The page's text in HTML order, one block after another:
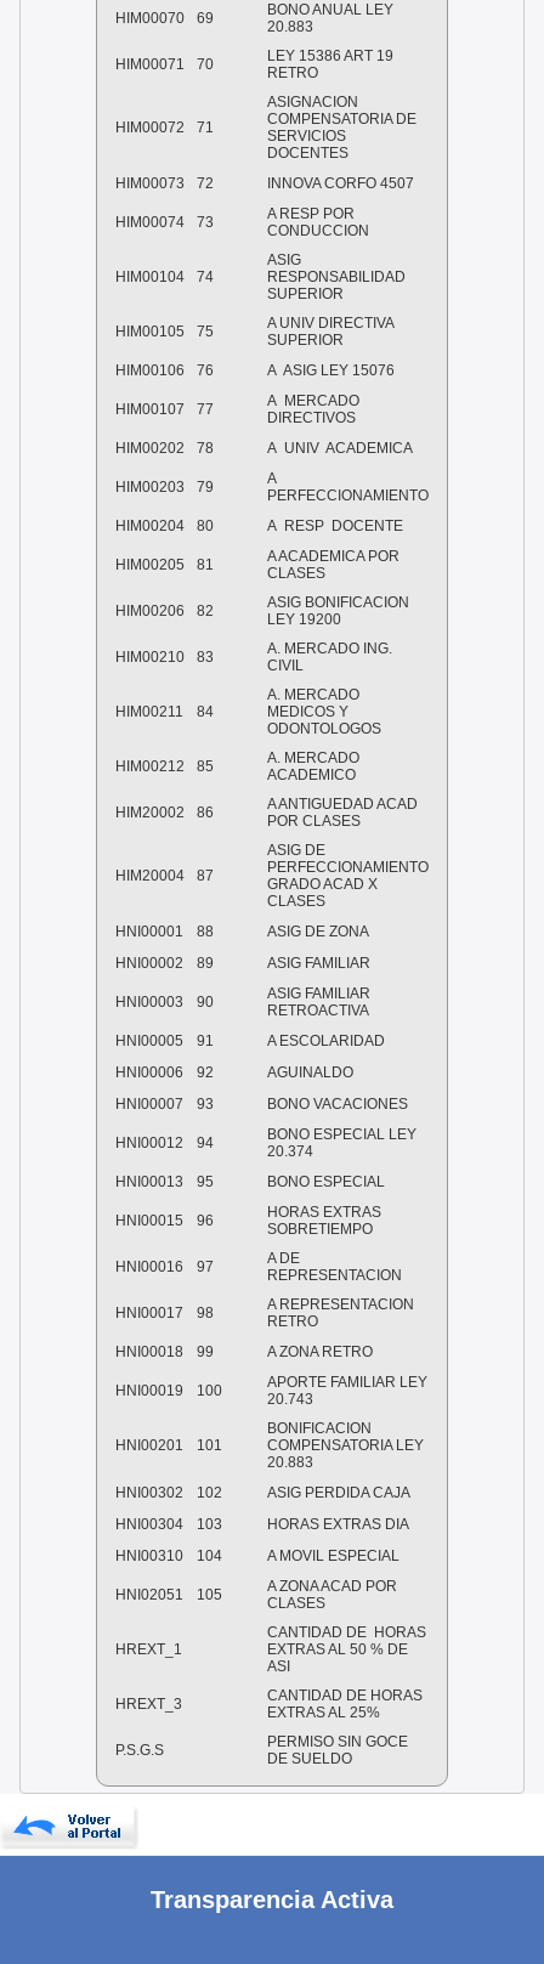
HIM00070 69
BONO ANUAL LEY
20.883
HIM00071 70
LEY 15386 ART 19
RETRO
HIM00072 71
ASIGNACION
COMPENSATORIA DE
SERVICIOS
DOCENTES
HIM00073
72 INNOVA CORFO 4507
HIM00074 73
A RESP POR
CONDUCCION
HIM00104 74
ASIG
RESPONSABILIDAD
SUPERIOR
HIM00105 75
A UNIV DIRECTIVA
SUPERIOR
HIM00106
76 A ASIG LEY 15076
HIM00107 77
A MERCADO
DIRECTIVOS
HIM00202
78 A UNIV ACADEMICA
HIM00203 79
A
PERFECCIONAMIENTO
HIM00204
80 A RESP DOCENTE
HIM00205 81
A ACADEMICA POR
CLASES
HIM00206 82
ASIG BONIFICACION
LEY 19200
HIM00210 83
A. MERCADO ING.
CIVIL
HIM00211 84
A. MERCADO
MEDICOS Y
ODONTOLOGOS
HIM00212 85
A. MERCADO
ACADEMICO
HIM20002 86
A ANTIGUEDAD ACAD
POR CLASES
HIM20004 87
ASIG DE
PERFECCIONAMIENTO
GRADO ACAD X
CLASES
HNI00001
88
ASIG DE ZONA
HNI00002
89 ASIG FAMILIAR
HNI00003 90
ASIG FAMILIAR
RETROACTIVA
HNI00005
91
A ESCOLARIDAD
HNI00006
92
AGUINALDO
HNI00007
93 BONO VACACIONES
HNI00012 94
BONO ESPECIAL LEY
20.374
HNI00013
95 BONO ESPECIAL
HNI00015 96
HORAS EXTRAS
SOBRETIEMPO
HNI00016 97
A DE
REPRESENTACION
HNI00017 98
A REPRESENTACION
RETRO
HNI00018
99 A ZONA RETRO
HNI00019 100
APORTE FAMILIAR LEY
20.743
HNI00201 101
BONIFICACION
COMPENSATORIA LEY
20.883
HNI00302
102
ASIG PERDIDA CAJA
HNI00304
103
HORAS EXTRAS DIA
HNI00310
104 A MOVIL ESPECIAL
HNI02051 105
A ZONA ACAD POR
CLASES
HREXT_1
CANTIDAD DE HORAS
EXTRAS AL 50 % DE
ASI
HREXT_3
CANTIDAD DE HORAS
EXTRAS AL 25%
P.S.G.S
PERMISO SIN GOCE
DE SUELDO
Transparencia Activa